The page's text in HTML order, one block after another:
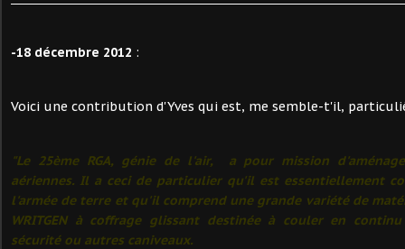
-18 décembre 2012 :
Voici une contribution d'Yves qui est, me semble-t'il,
"Le 25ème RGA, génie de l'air, a pour mission
aériennes. Il a ceci de particulier qu'il est essentiellement
l'armée de terre et qu'il comprend une grande variété de
WRITGEN à coffrage glissant destinée à couler en
sécurité ou autres caniveaux.